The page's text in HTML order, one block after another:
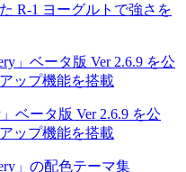
R-1 ヨーグルトで強さを
ベータ版 Ver 2.6.9 を公
ップ機能を搭載